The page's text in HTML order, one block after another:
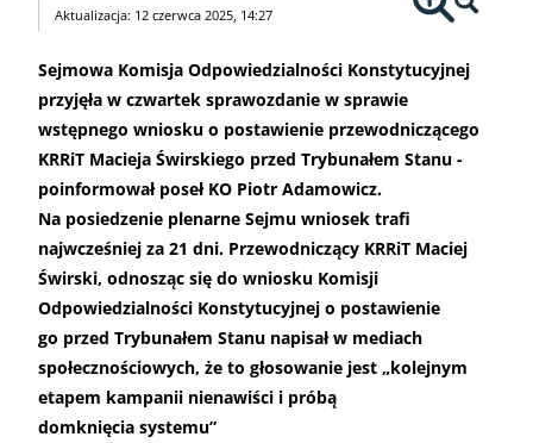
Aktualizacja: 12 czerwca 2025, 14:27
Sejmowa Komisja Odpowiedzialności Konstytucyjnej
przyjęła w czwartek sprawozdanie w sprawie
wstępnego wniosku o postawienie przewodniczącego
KRRiT Macieja Świrskiego przed Trybunałem Stanu -
poinformował poseł KO Piotr Adamowicz.
Na posiedzenie plenarne Sejmu wniosek trafi
najwcześniej za 21 dni. Przewodniczący KRRiT Maciej
Świrski, odnosząc się do wniosku Komisji
Odpowiedzialności Konstytucyjnej o postawienie
go przed Trybunałem Stanu napisał w mediach
społecznościowych, że to głosowanie jest „kolejnym
etapem kampanii nienawiści i próbą
domknięcia systemu”